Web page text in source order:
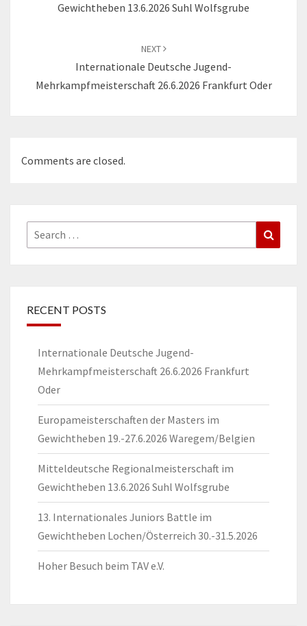
Gewichtheben 13.6.2026 Suhl Wolfsgrube
NEXT
Internationale Deutsche Jugend-
Mehrkampfmeisterschaft 26.6.2026 Frankfurt Oder
Comments are closed.
Search
for:
RECENT POSTS
Internationale Deutsche Jugend-
Mehrkampfmeisterschaft 26.6.2026 Frankfurt
Oder
Europameisterschaften der Masters im
Gewichtheben 19.-27.6.2026 Waregem/Belgien
Mitteldeutsche Regionalmeisterschaft im
Gewichtheben 13.6.2026 Suhl Wolfsgrube
13. Internationales Juniors Battle im
Gewichtheben Lochen/Österreich 30.-31.5.2026
Hoher Besuch beim TAV e.V.